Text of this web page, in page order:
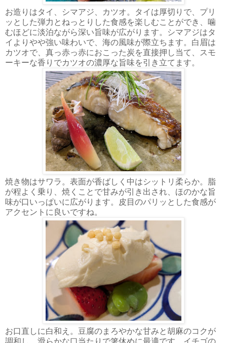
お造りはタイ、シマアジ、カツオ。タイは厚切りで、プリ
ッとした弾力とねっとりした食感を楽しむことができ、噛
むほどに淡泊ながら深い旨味が広がります。シマアジはタ
イよりやや強い味わいで、海の風味が際立ちます。白眉は
カツオで、真っ赤っ赤におこった炭を直接押し当て、スモ
ーキーな香りでカツオの濃厚な旨味を引き立てます。
焼き物はサワラ。表面が香ばしく中はシットリ柔らか。脂
が程よく乗り、焼くことで甘みが引き出され、ほのかな旨
味が口いっぱいに広がります。皮目のパリッとした食感が
アクセントに良いですね。
お口直しに白和え。豆腐のまろやかな甘みと胡麻のコクが
調和し、滑らかな口当たりで箸休めに最適です。イチゴの